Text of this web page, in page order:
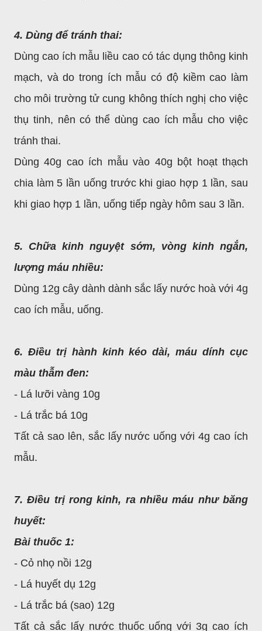
4. Dùng để tránh thai:
Dùng cao ích mẫu liều cao có tác dụng thông kinh
mạch, và do trong ích mẫu có độ kiềm cao làm
cho môi trường tử cung không thích nghị cho việc
thụ tinh, nên có thể dùng cao ích mẫu cho việc
tránh thai.
Dùng 40g cao ích mẫu vào 40g bột hoạt thạch
chia làm 5 lần uống trước khi giao hợp 1 lần, sau
khi giao hợp 1 lần, uống tiếp ngày hôm sau 3 lần.
5. Chữa kinh nguyệt sớm, vòng kinh ngắn,
lượng máu nhiều:
Dùng 12g cây dành dành sắc lấy nước hoà với 4g
cao ích mẫu, uống.
6. Điều trị hành kinh kéo dài, máu dính cục
màu thẫm đen:
- Lá lưỡi vàng 10g
- Lá trắc bá 10g
Tất cả sao lên, sắc lấy nước uống với 4g cao ích
mẫu.
7. Điều trị rong kinh, ra nhiều máu như băng
huyết:
Bài thuốc 1:
- Cỏ nhọ nồi 12g
- Lá huyết dụ 12g
- Lá trắc bá (sao) 12g
Tất cả sắc lấy nước thuốc uống với 3g cao ích